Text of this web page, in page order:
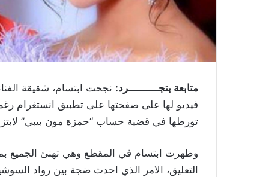
متابعة بتجــــــــــرد: نجحت ابتسام، شقيقة
فيديو لها على صفحتها على تطبيق انستغرام
تورطها في قضية حساب “حمزة مون بيبي”
وظهرت ابتسام في المقطع وهي تهنئ الجميع
التعليق، الامر الذي احدث ضجة بين رواد